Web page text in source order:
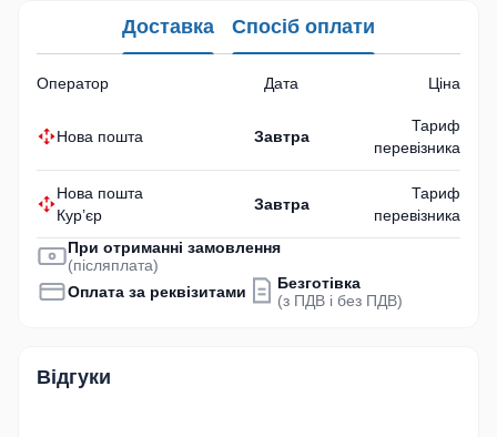
Доставка Спосіб оплати
Оператор Дата Ціна
Нова пошта Завтра
Тариф
перевізника
Нова пошта
Кур’єр
Завтра
Тариф
перевізника
При отриманні замовлення
(післяплата)
Оплата за реквізитами
Безготівка
(з ПДВ і без ПДВ)
Відгуки